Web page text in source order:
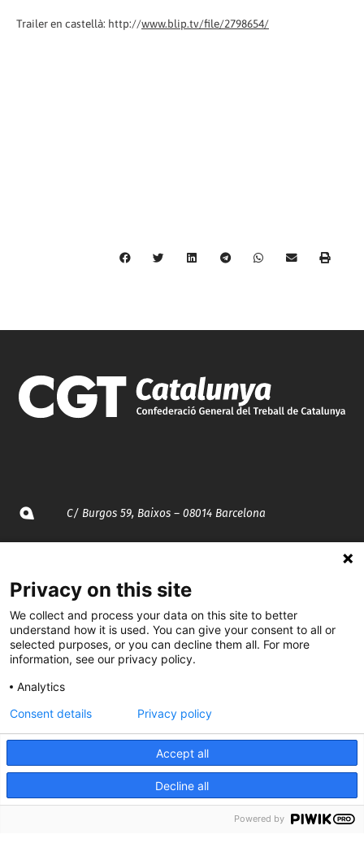
Trailer en castellà: http://www.blip.tv/file/2798654/
C/ Burgos 59, Baixos – 08014 Barcelona
935 120 481
@CGTCatalunya
CGTCatalunya
cgtcatalunya
Desenvolupat per
Privacy on this site
We collect and process your data on this site to better
understand how it is used. You can give your consent to all or
selected purposes, or you can decline them all. For more
information, see our privacy policy.
Analytics
Accept all
Decline all
Consent details Privacy policy
Powered by